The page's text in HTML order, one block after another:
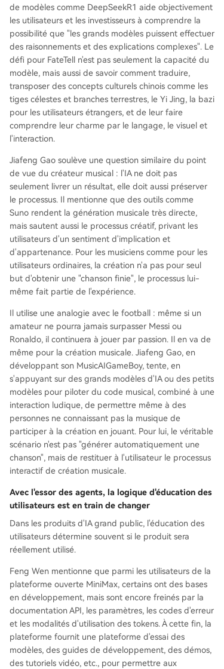
de modèles comme DeepSeekR1 aide objectivement
les utilisateurs et les investisseurs à comprendre la
possibilité que "les grands modèles puissent effectuer
des raisonnements et des explications complexes". Le
défi pour FateTell n'est pas seulement la capacité du
modèle, mais aussi de savoir comment traduire,
transposer des concepts culturels chinois comme les
tiges célestes et branches terrestres, le Yi Jing, la bazi
pour les utilisateurs étrangers, et de leur faire
comprendre leur charme par le langage, le visuel et
l'interaction.
Jiafeng Gao soulève une question similaire du point
de vue du créateur musical : l'IA ne doit pas
seulement livrer un résultat, elle doit aussi préserver
le processus. Il mentionne que des outils comme
Suno rendent la génération musicale très directe,
mais sautent aussi le processus créatif, privant les
utilisateurs d'un sentiment d'implication et
d'appartenance. Pour les musiciens comme pour les
utilisateurs ordinaires, la création n'a pas pour seul
but d'obtenir une "chanson finie", le processus lui-
même fait partie de l'expérience.
Il utilise une analogie avec le football : même si un
amateur ne pourra jamais surpasser Messi ou
Ronaldo, il continuera à jouer par passion. Il en va de
même pour la création musicale. Jiafeng Gao, en
développant son MusicAIGameBoy, tente, en
s'appuyant sur des grands modèles d'IA ou des petits
modèles pour piloter du code musical, combiné à une
interaction ludique, de permettre même à des
personnes ne connaissant pas la musique de
participer à la création en jouant. Pour lui, le véritable
scénario n'est pas "générer automatiquement une
chanson", mais de restituer à l'utilisateur le processus
interactif de création musicale.
Avec l'essor des agents, la logique d'éducation des
utilisateurs est en train de changer
Dans les produits d'IA grand public, l'éducation des
utilisateurs détermine souvent si le produit sera
réellement utilisé.
Feng Wen mentionne que parmi les utilisateurs de la
plateforme ouverte MiniMax, certains ont des bases
en développement, mais sont encore freinés par la
documentation API, les paramètres, les codes d'erreur
et les modalités d'utilisation des tokens. À cette fin, la
plateforme fournit une plateforme d'essai des
modèles, des guides de développement, des démos,
des tutoriels vidéo, etc., pour permettre aux